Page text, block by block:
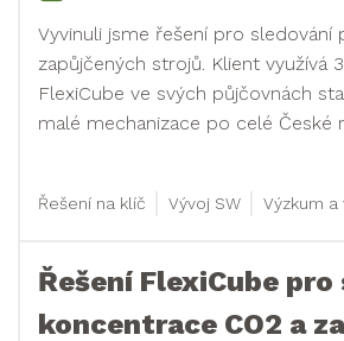
Vyvinuli jsme řešení pro sledování
zapůjčených strojů. Klient využívá
FlexiCube ve svých půjčovnách
malé mechanizace po celé České
Řešení na klíč Vývoj SW Výzkum a
Řešení FlexiCube
koncentrace CO2 a